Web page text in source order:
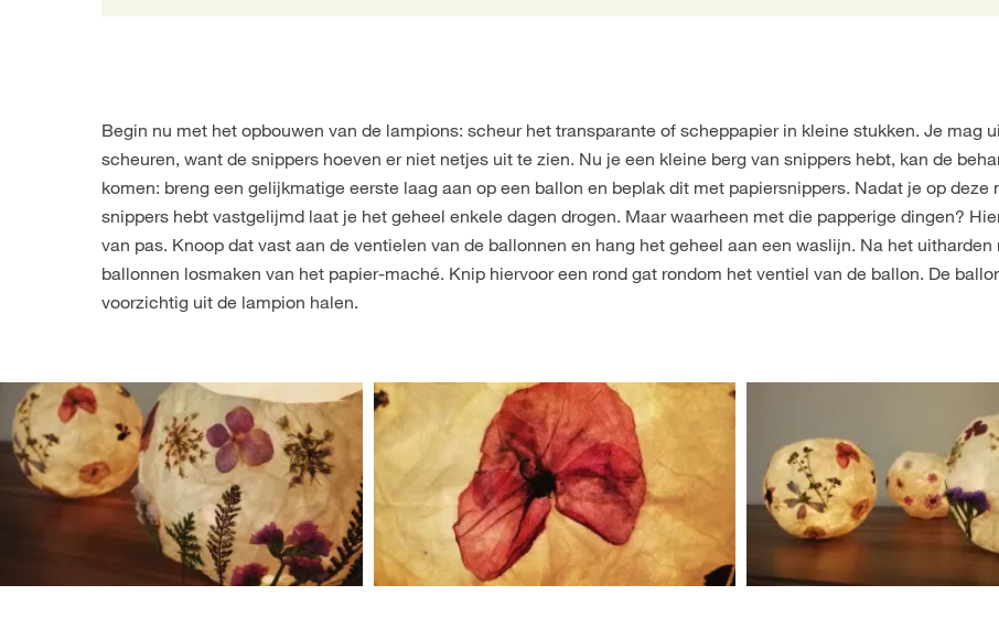
Begin nu met het opbouwen van de lampions: scheur het transparante of scheppapier in kleine stukken. Je mag
scheuren, want de snippers hoeven er niet netjes uit te zien. Nu je een kleine berg van snippers hebt, kan de
komen: breng een gelijkmatige eerste laag aan op een ballon en beplak dit met papiersnippers. Nadat je op deze
snippers hebt vastgelijmd laat je het geheel enkele dagen drogen. Maar waarheen met die papperige dingen?
van pas. Knoop dat vast aan de ventielen van de ballonnen en hang het geheel aan een waslijn. Na het uitharden
ballonnen losmaken van het papier-maché. Knip hiervoor een rond gat rondom het ventiel van de ballon. De
voorzichtig uit de lampion halen.